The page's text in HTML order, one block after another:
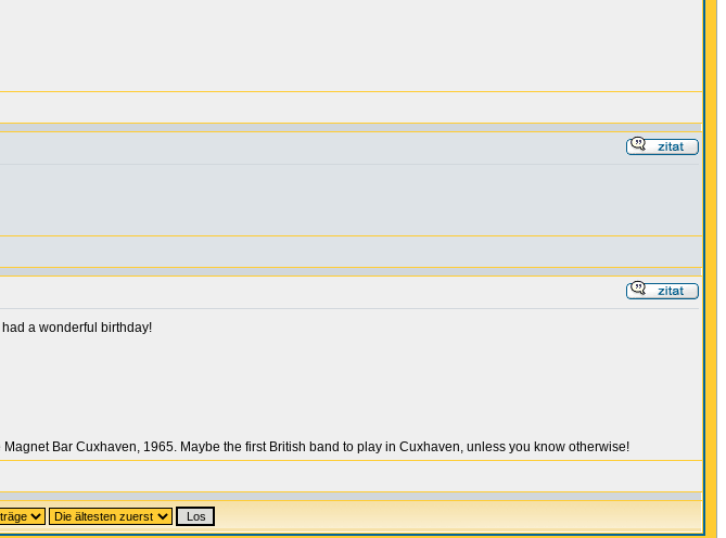
a wonderful birthday!
Bar Cuxhaven, 1965. Maybe the first British band to play in Cuxhaven, unless you know otherwise!